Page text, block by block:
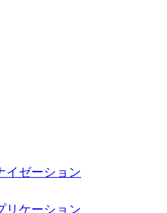
イゼーション
リケーション